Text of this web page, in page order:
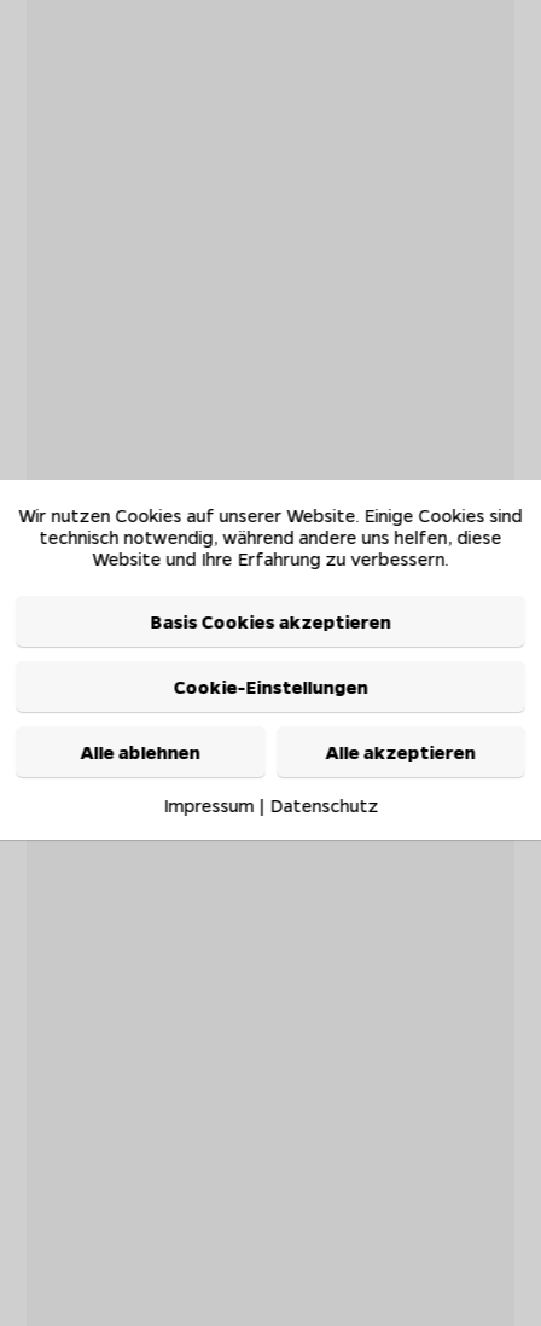
Wir nutzen Cookies auf unserer Website. Einige Cookies sind
technisch notwendig, während andere uns helfen, diese
Website und Ihre Erfahrung zu verbessern.
Basis Cookies akzeptieren
Cookie-Einstellungen
Alle ablehnen Alle akzeptieren
Impressum| Datenschutz